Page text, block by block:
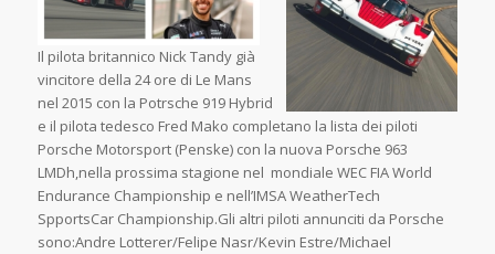
Il pilota britannico Nick Tandy già
vincitore della 24 ore di Le Mans
nel 2015 con la Potrsche 919 Hybrid
e il pilota tedesco Fred Mako completano la lista dei piloti
Porsche Motorsport (Penske) con la nuova Porsche 963
LMDh,nella prossima stagione nel mondiale WEC FIA World
Endurance Championship e nell’IMSA WeatherTech
SpportsCar Championship.Gli altri piloti annunciti da Porsche
sono:Andre Lotterer/Felipe Nasr/Kevin Estre/Michael